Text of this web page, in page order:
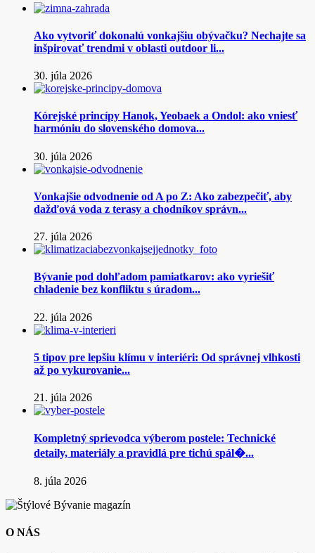
Ako vytvoriť dokonalú vonkajšiu obývačku? Nechajte sa
inšpirovať trendmi v oblasti outdoor li...
30. júla 2026
Kórejské princípy Hanok, Yeobaek a Ondol: ako vniesť
harmóniu do slovenského domova...
30. júla 2026
Vonkajšie odvodnenie od A po Z: Ako zabezpečiť, aby
dažďová voda z terasy a chodníkov správn...
27. júla 2026
Bývanie pod dohľadom pamiatkarov: ako vyriešiť
chladenie bez konfliktu s úradom...
22. júla 2026
5 tipov pre lepšiu klímu v interiéri: Od správnej vlhkosti
až po vykurovanie...
21. júla 2026
Kompletný sprievodca výberom postele: Technické
detaily, materiály a pravidlá pre tichú spál�...
8. júla 2026
O NÁS